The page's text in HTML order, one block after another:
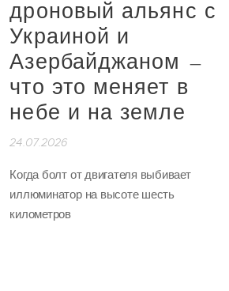
дроновый альянс с
Украиной и
Азербайджаном —
что это меняет в
небе и на земле
24.07.2026
Когда болт от двигателя выбивает
иллюминатор на высоте шесть
километров